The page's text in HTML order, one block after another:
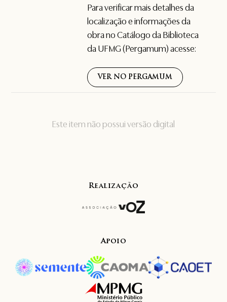
Este item não possui versão digital
Para verificar mais detalhes da
localização e informações da
obra no Catálogo da Biblioteca
da UFMG (Pergamum) acesse:
VER NO PERGAMUM
Realização
Apoio